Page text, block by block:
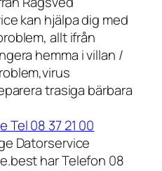
kan hjälpa dig med
allt ifrån
hemma i villan /
trasiga bärbara
Tel 08 37 21 00
Datorservice
har Telefon 08